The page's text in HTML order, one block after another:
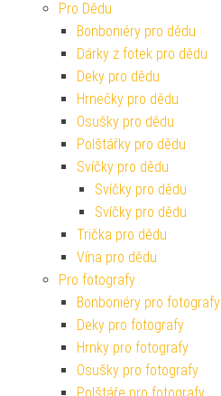
Pro Dědu
Bonboniéry pro dědu
Dárky z fotek pro dědu
Deky pro dědu
Hrnečky pro dědu
Osušky pro dědu
Polštářky pro dědu
Svíčky pro dědu
Svíčky pro dědu
Svíčky pro dědu
Trička pro dědu
Vína pro dědu
Pro fotografy
Bonboniéry pro fotografy
Deky pro fotografy
Hrnky pro fotografy
Osušky pro fotografy